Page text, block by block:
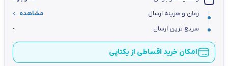
زمان و هزینه ارسال
مشاهده
سریع ترین ارسال
-
امکان خرید اقساطی از یکتاپی